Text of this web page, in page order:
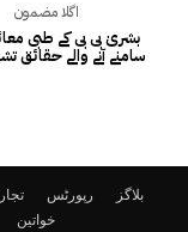
اگلا مضمون
بشریٰ بی بی کے طبی
سامنے آنے والے حقائق
رپورٹس
بلاگز
خواتین